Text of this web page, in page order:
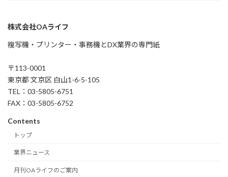
株式会社OAライフ
複写機・プリンター・事務機とDX業界の専門紙
〒113-0001
東京都 文京区 白山1-6-5-105
TEL：03-5805-6751
FAX：03-5805-6752
Contents
トップ
業界ニュース
月刊OAライフのご案内